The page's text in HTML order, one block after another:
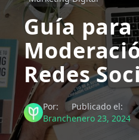
Guía para
Redes
Por:
Branch
Publicado el:
enero 23, 2024